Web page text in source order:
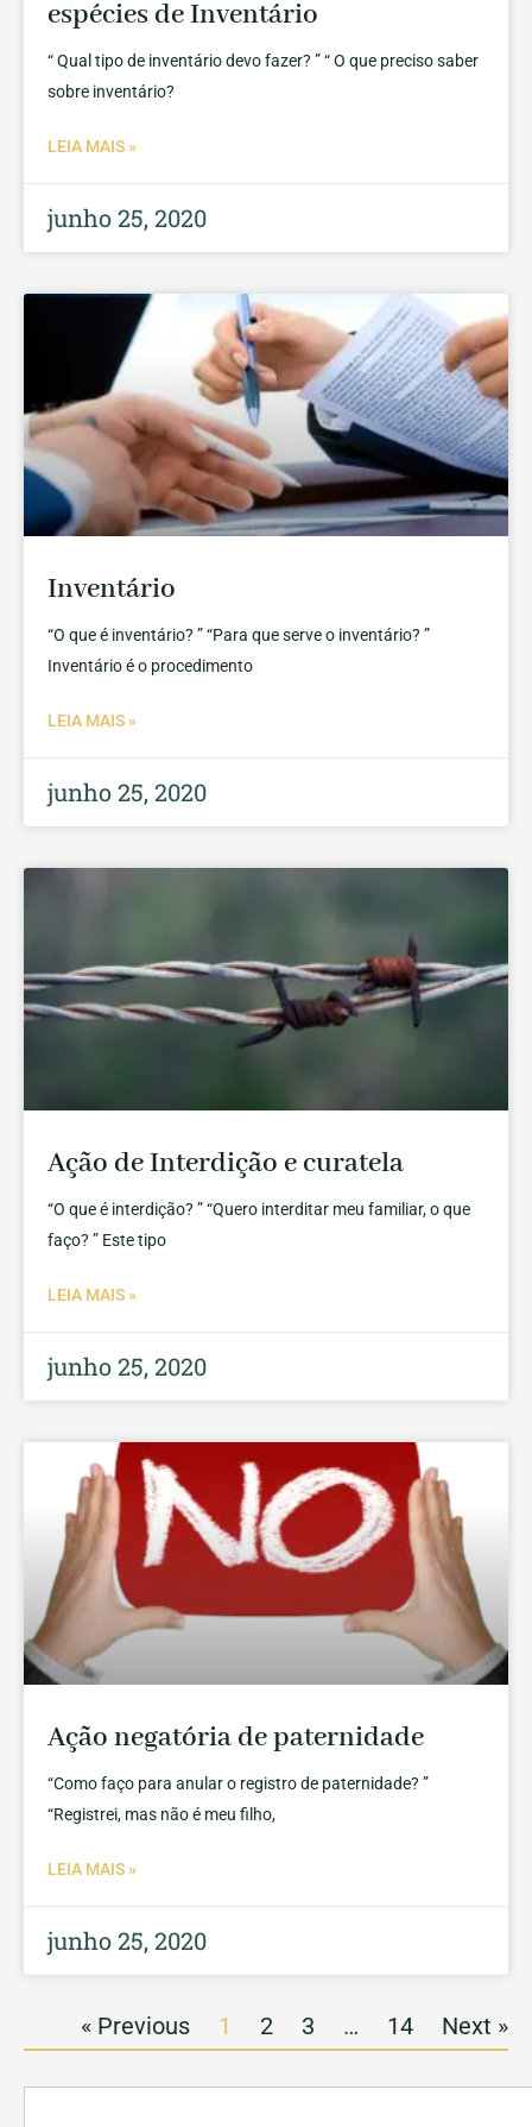
espécies de Inventário
“ Qual tipo de inventário devo fazer? ” “ O que preciso saber
sobre inventário?
LEIA MAIS »
junho 25, 2020
Inventário
“O que é inventário? ” “Para que serve o inventário? ”
Inventário é o procedimento
LEIA MAIS »
junho 25, 2020
Ação de Interdição e curatela
“O que é interdição? ” “Quero interditar meu familiar, o que
faço? ” Este tipo
LEIA MAIS »
junho 25, 2020
Ação negatória de paternidade
“Como faço para anular o registro de paternidade? ”
“Registrei, mas não é meu filho,
LEIA MAIS »
junho 25, 2020
« Previous 1 2 3 … 14 Next »